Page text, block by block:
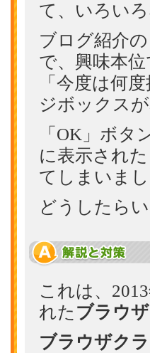
て、いろい
ブログ紹介
で、興味本
「今度は何
ジボックス
「OK」ボ
に表示され
てしまいまし
どうしたら
これは、
れた ブラウ
ブラウザク